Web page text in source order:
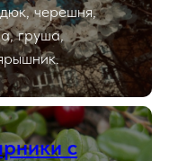
черешня,
груша,
с